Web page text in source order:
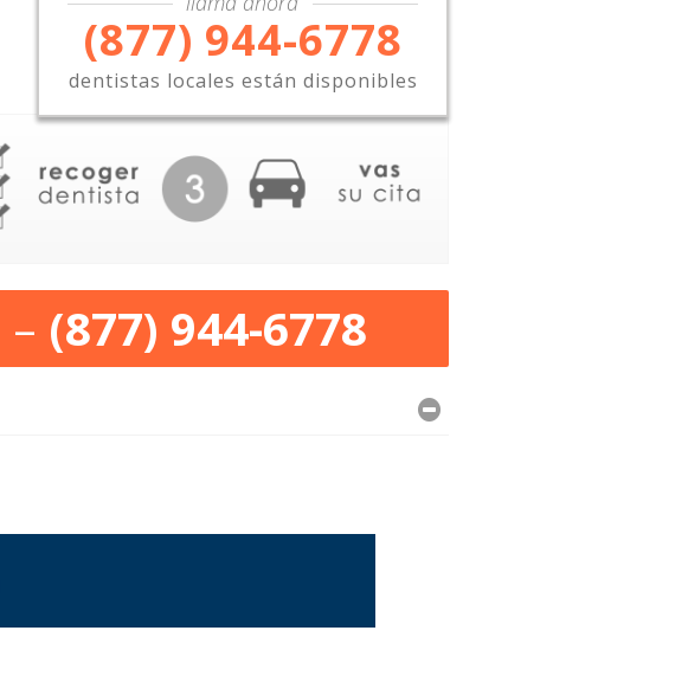
(877) 944-6778
dentistas locales están disponibles
– (877) 944-6778